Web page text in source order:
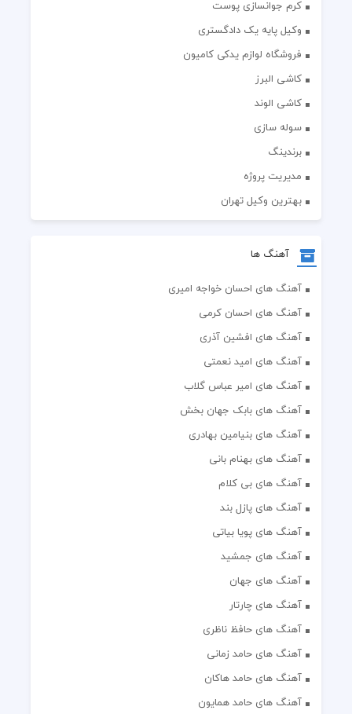
کرم جوانسازی پوست
وکیل پایه یک دادگستری
فروشگاه لوازم یدکی کامیون
کاشی البرز
کاشی الوند
سوله سازی
برندینگ
مدیریت پروژه
بهترین وکیل تهران
آهنگ ها
آهنگ های احسان خواجه امیری
آهنگ های احسان کرمی
آهنگ های افشین آذری
آهنگ های امید نعمتی
آهنگ های امیر عباس گلاب
آهنگ های بابک جهان بخش
آهنگ های بنیامین بهادری
آهنگ های بهنام بانی
آهنگ های بی کلام
آهنگ های پازل بند
آهنگ های پویا بیاتی
آهنگ های جمشید
آهنگ های جهان
آهنگ های چارتار
آهنگ های حافظ ناظری
آهنگ های حامد زمانی
آهنگ های حامد هاکان
آهنگ های حامد همایون